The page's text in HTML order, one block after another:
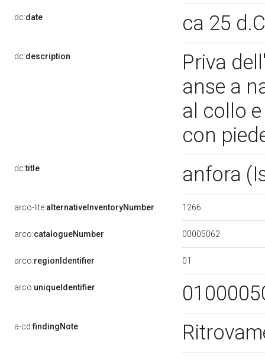
dc:date ca 25
dc:description
Priva
anse a
al collo
con
dc:title anfora
arco-lite:alternativeInventoryNumber 1266
arco:catalogueNumber 00005062
arco:regionIdentifier 01
arco:uniqueIdentifier
a-cd:findingNote